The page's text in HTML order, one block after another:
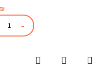
₪